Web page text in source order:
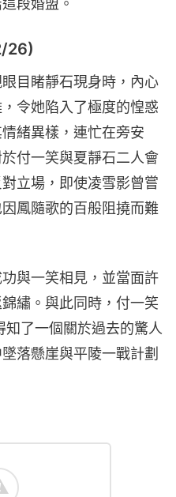
段婚盟。
26)
目睹靜石現身時，內心
令她陷入了極度的惶惑
緒異樣，連忙在旁安
付一笑與夏靜石二人會
立場，即使凌雪影曾嘗
鳳隨歌的百般阻撓而難
與一笑相見，並當面許
繡。與此同時，付一笑
了一個關於過去的驚人
落懸崖與平陵一戰計劃